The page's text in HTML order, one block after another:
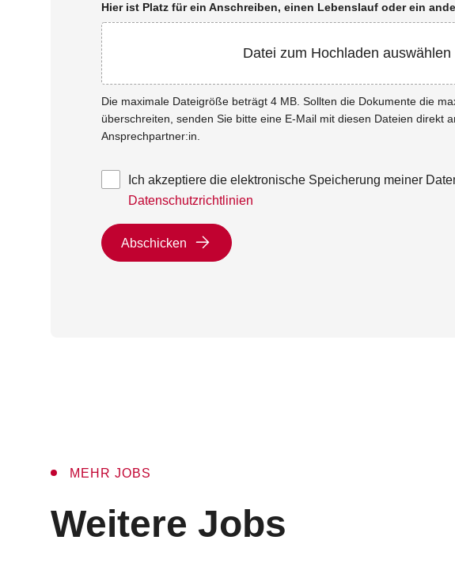
Hier ist Platz für ein Anschreiben, einen Lebenslauf oder ein
Datei zum Hochladen auswählen
Die maximale Dateigröße beträgt 4 MB. Sollten die Dokumente die
überschreiten, senden Sie bitte eine E-Mail mit diesen Dateien direkt
Ansprechpartner:in.
Ich akzeptiere die elektronische Speicherung meiner
Datenschutzrichtlinien
Abschicken
MEHR JOBS
:
Weitere Jobs